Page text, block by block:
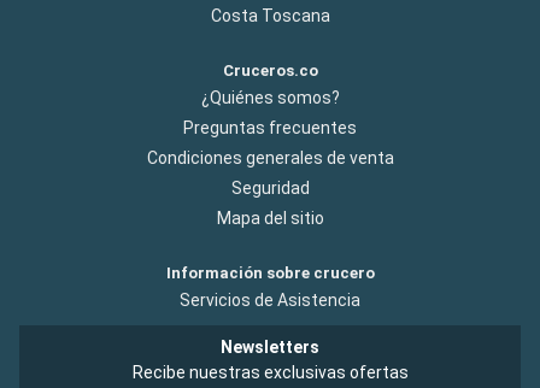
Costa Toscana
Cruceros.co
¿Quiénes somos?
Preguntas frecuentes
Condiciones generales de venta
Seguridad
Mapa del sitio
Información sobre crucero
Servicios de Asistencia
Newsletters
Recibe nuestras exclusivas ofertas